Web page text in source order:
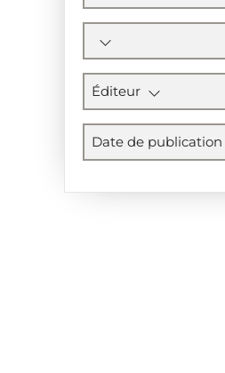
Éditeur
Date de publication